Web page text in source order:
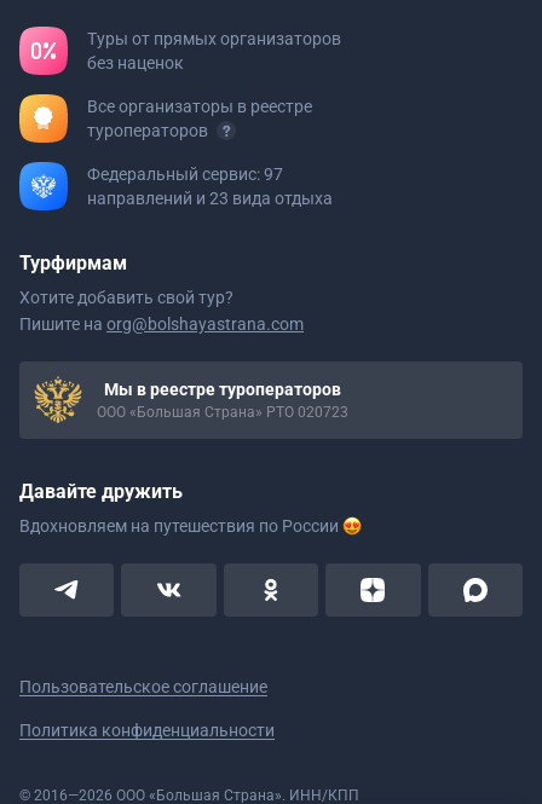
Туры от прямых организаторов
без наценок
Все организаторы в реестре
туроператоров
Федеральный сервис: 97
направлений и 23 вида отдыха
Турфирмам
Хотите добавить свой тур?
Пишите на org@bolshayastrana.com
Мы в реестре туроператоров
ООО «Большая Страна» РТО 020723
Давайте дружить
Вдохновляем на путешествия по России
Пользовательское соглашение
Политика конфиденциальности
© 2016—2026 ООО «Большая Страна». ИНН/КПП